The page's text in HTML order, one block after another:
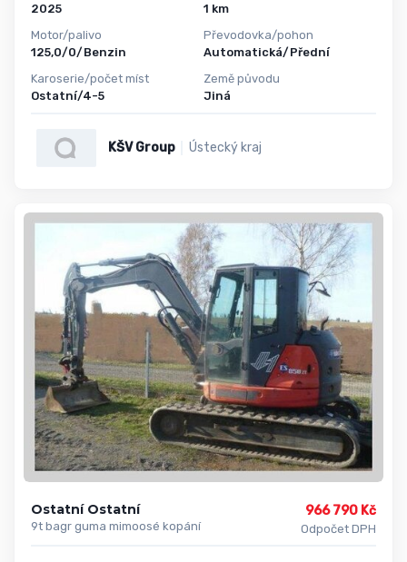
2025
Motor/palivo
125,0/0/Benzin
Karoserie/počet míst
Ostatní/4-5
1 km
Převodovka/pohon
Automatická/Přední
Země původu
Jiná
KŠV Group Ústecký kraj
Ostatní Ostatní
9t bagr guma mimoosé kopání
966 790 Kč
Odpočet DPH